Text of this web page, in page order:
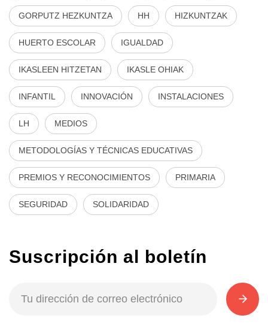
GORPUTZ HEZKUNTZA HH HIZKUNTZAK
HUERTO ESCOLAR IGUALDAD
IKASLEEN HITZETAN IKASLE OHIAK
INFANTIL INNOVACIÓN INSTALACIONES
LH MEDIOS
METODOLOGÍAS Y TÉCNICAS EDUCATIVAS
PREMIOS Y RECONOCIMIENTOS PRIMARIA
SEGURIDAD SOLIDARIDAD
Suscripción al boletín